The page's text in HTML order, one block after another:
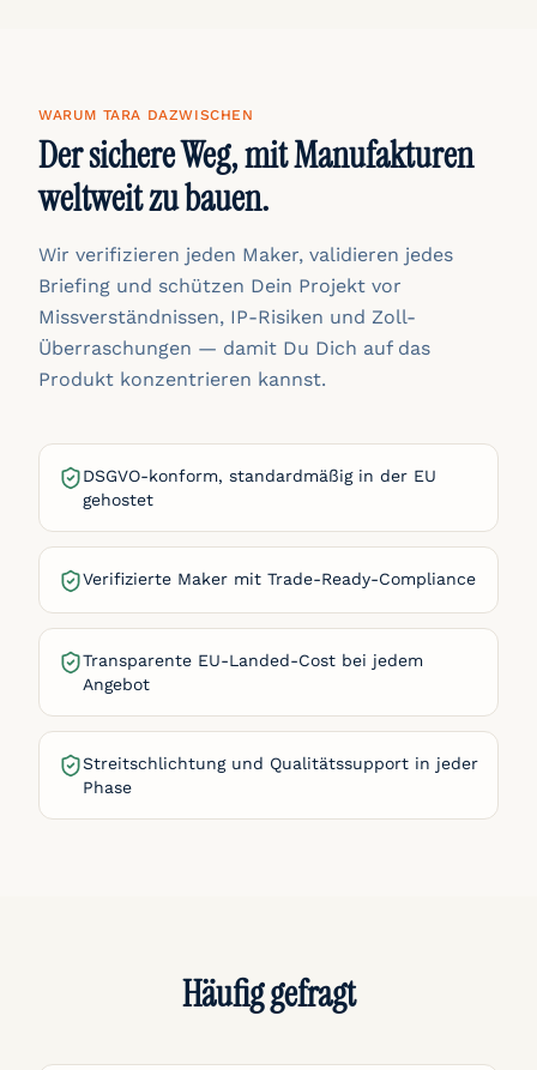
WARUM TARA DAZWISCHEN
Der sichere Weg, mit Manufakturen
weltweit zu bauen.
Wir verifizieren jeden Maker, validieren jedes
Briefing und schützen Dein Projekt vor
Missverständnissen, IP-Risiken und Zoll-
Überraschungen — damit Du Dich auf das
Produkt konzentrieren kannst.
DSGVO-konform, standardmäßig in der EU
gehostet
Verifizierte Maker mit Trade-Ready-Compliance
Transparente EU-Landed-Cost bei jedem
Angebot
Streitschlichtung und Qualitätssupport in jeder
Phase
Häufig gefragt